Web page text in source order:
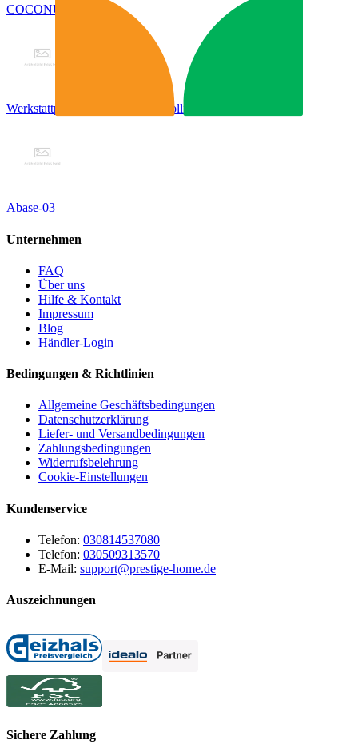
COCONUT B P2
Werkstattpresse, Traglast 12 T Colli 2/2
Abase-03
Unternehmen
FAQ
Über uns
Hilfe & Kontakt
Impressum
Blog
Händler-Login
Bedingungen & Richtlinien
Allgemeine Geschäftsbedingungen
Datenschutzerklärung
Liefer- und Versandbedingungen
Zahlungsbedingungen
Widerrufsbelehrung
Cookie-Einstellungen
Kundenservice
Telefon: 030814537080
Telefon: 030509313570
E-Mail: support@prestige-home.de
Auszeichnungen
Sichere Zahlung